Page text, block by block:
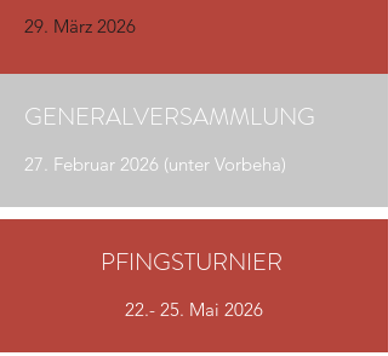
29. März 2026
GENERALVERSAMMLUNG
27. Februar 2026 (unter Vorbeha)
PFINGSTURNIER
22.- 25. Mai 2026